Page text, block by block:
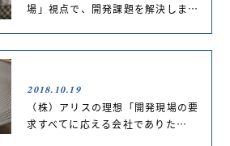
場」視点で、開発課題を解決しま…
2018.10.19
（株）アリスの理想「開発現場の要
求すべてに応える会社でありた…